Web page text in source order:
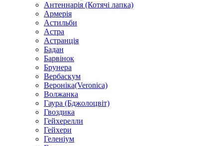
Антеннарія (Котячі лапка)
Армерія
Астильби
Астра
Астранція
Бадан
Барвінок
Брунера
Вербаскум
Вероніка(Veronica)
Волжанка
Гаура (Бджолоцвіт)
Гвоздика
Гейхерелли
Гейхери
Геленіум